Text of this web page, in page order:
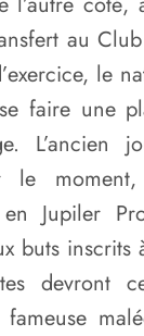
au
le
faire une
L’ancien
le
Jupiler
buts inscrits
devront